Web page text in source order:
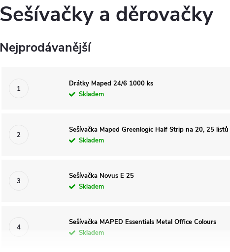
Sešívačky a děrovačky
Nejprodávanější
Drátky Maped 24/6 1000 ks
Skladem
Sešívačka Maped Greenlogic Half Strip na 20, 25 listů
Skladem
Sešívačka Novus E 25
Skladem
Sešívačka MAPED Essentials Metal Office Colours
Skladem